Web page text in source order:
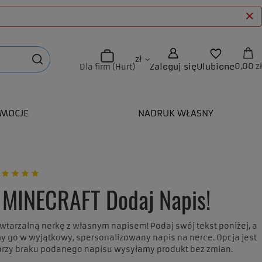
Dla firm (Hurt)
zł
Zaloguj sięUlubione0,00 zł
NADRUK WŁASNY
Dodaj Napis!
nerkę z własnym napisem! Podaj swój tekst poniżej, a
go w wyjątkowy, spersonalizowany napis na nerce. Opcja jest
braku podanego napisu wysyłamy produkt bez zmian.